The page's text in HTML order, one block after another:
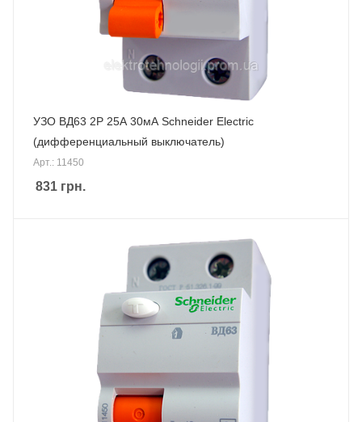
УЗО ВД63 2P 25А 30мА Schneider Electric
(дифференциальный выключатель)
Арт.: 11450
831 грн.